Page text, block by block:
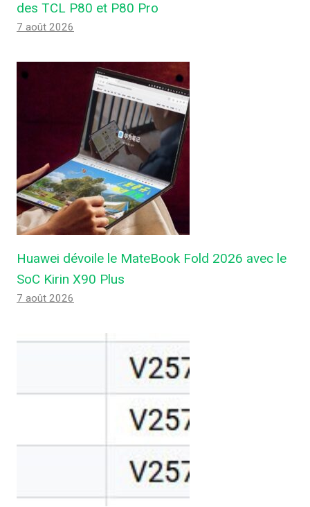
des TCL P80 et P80 Pro
7 août 2026
Huawei dévoile le MateBook Fold 2026 avec le
SoC Kirin X90 Plus
7 août 2026